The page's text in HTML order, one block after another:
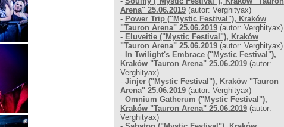
Arena" 25.06.2019(autor: Verghityax)
- Power Trip ("Mystic Festival"), Kraków
"Tauron Arena" 25.06.2019(autor: Verghityax)
- Eluveitie ("Mystic Festival"), Kraków
"Tauron Arena" 25.06.2019(autor: Verghityax)
- In Twilight's Embrace ("Mystic Festival"),
Kraków "Tauron Arena" 25.06.2019(autor:
Verghityax)
- Jinjer ("Mystic Festival"), Kraków "Tauron
Arena" 25.06.2019(autor: Verghityax)
- Omnium Gatherum ("Mystic Festival"),
Kraków "Tauron Arena" 25.06.2019(autor:
Verghityax)